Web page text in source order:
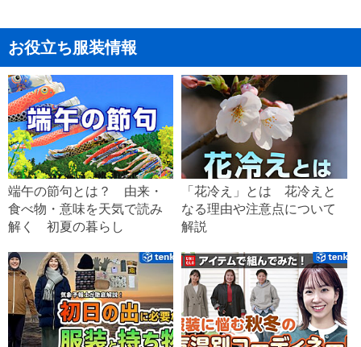
お役立ち服装情報
端午の節句とは？ 由来・
食べ物・意味を天気で読み
解く 初夏の暮らし
「花冷え」とは 花冷えと
なる理由や注意点について
解説